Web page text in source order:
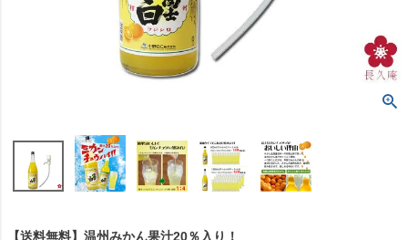
【送料無料】温州みかん果汁20％入り！